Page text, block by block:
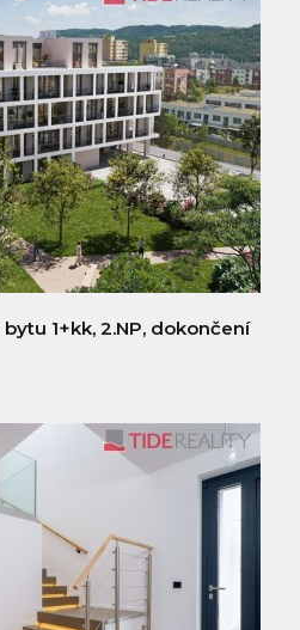
1+kk, 2.NP, dokončení